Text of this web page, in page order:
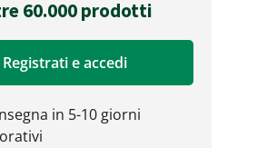
60.000 prodotti
Registrati e accedi
in 5-10 giorni